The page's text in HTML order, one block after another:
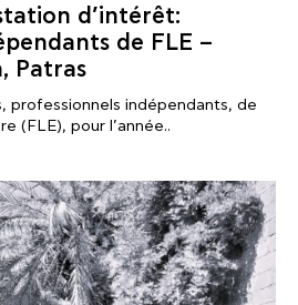
d’intérêt:
de FLE –
Patras
professionnels indépendants, de
(FLE), pour l’année..